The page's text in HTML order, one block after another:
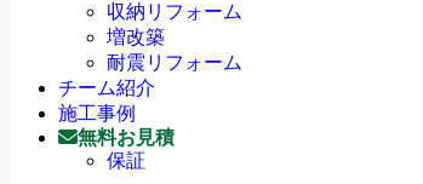
収納リフォーム
増改築
耐震リフォーム
チーム紹介
施工事例
無料お見積
保証